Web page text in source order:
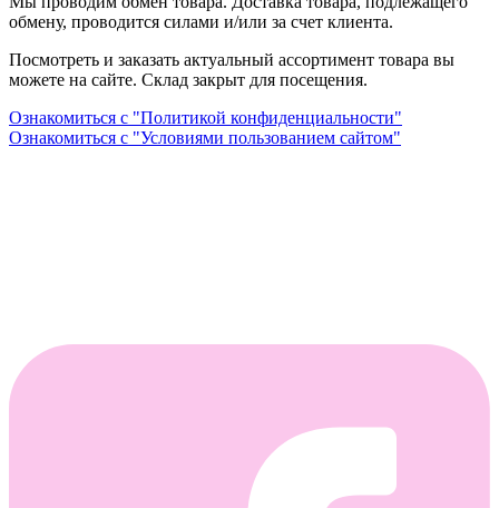
обмену, проводится силами и/или за счет клиента.
Посмотреть и заказать актуальный ассортимент товара вы
можете на сайте. Склад закрыт для посещения.
Ознакомиться с "Политикой конфиденциальности"
Ознакомиться с "Условиями пользованием сайтом"